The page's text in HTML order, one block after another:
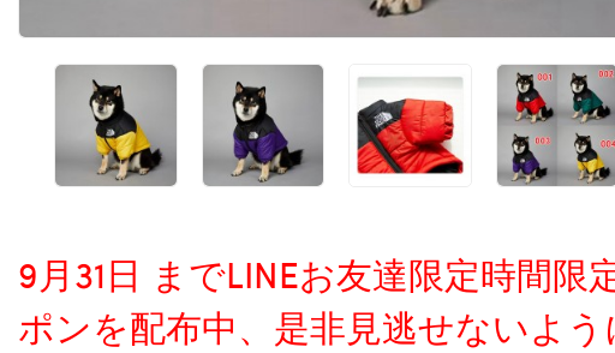
9月31日 までLINEお友達限定時間
ポンを配布中、是非見逃せないよう